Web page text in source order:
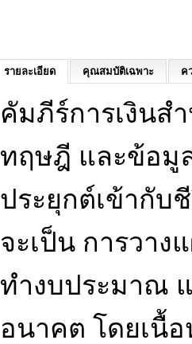
รายละเอียด คุณสมบัติเฉพาะ ค
คัมภีร์การเงินส
ทฤษฎี และข้อมู
ประยุกต์เข้ากับ
จะเป็น การวาง
ทำงบประมาณ
อนาคต โดยเนื้